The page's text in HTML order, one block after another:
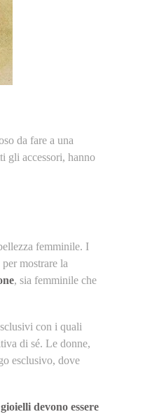
da fare a una
gli accessori, hanno
femminile. I
mostrare la
, sia femminile che
con i quali
di sé. Le donne,
esclusivo, dove
devono essere